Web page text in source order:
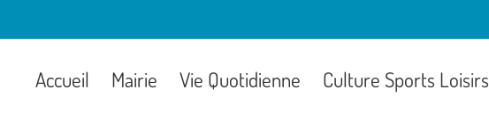
Accueil Mairie Vie Quotidienne Culture Sports Loisirs